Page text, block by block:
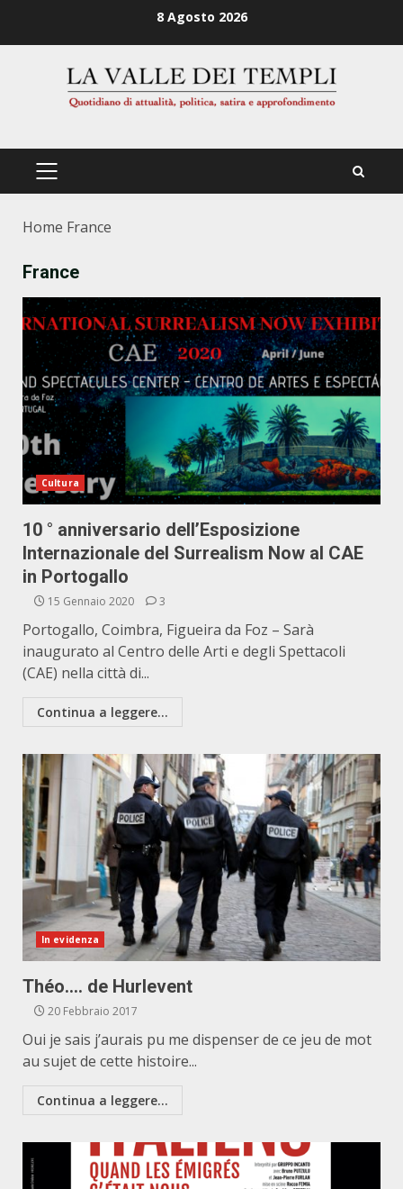
8 Agosto 2026
PRIMÄRES
Home France
France
Cultura
10 ° anniversario dell’Esposizione
Internazionale del Surrealism Now al CAE
in Portogallo
15 Gennaio 2020 3
Portogallo, Coimbra, Figueira da Foz – Sarà
inaugurato al Centro delle Arti e degli Spettacoli
(CAE) nella città di...
Continua a leggere...
In evidenza
Théo…. de Hurlevent
20 Febbraio 2017
Oui je sais j’aurais pu me dispenser de ce jeu de mot
au sujet de cette histoire...
Continua a leggere...